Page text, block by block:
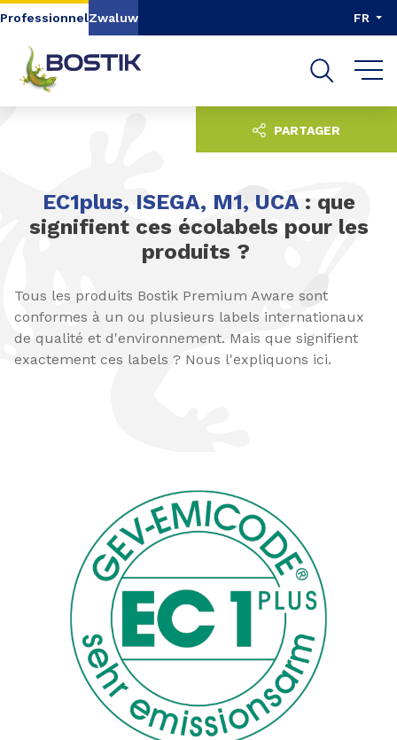
Aller au contenu
Aller à la recherche
ProfessionnelZwaluw FR
EC1plus, ISEGA, M1, UCA : que
signifient ces écolabels pour les
produits ?
Tous les produits Bostik Premium Aware sont
conformes à un ou plusieurs labels internationaux
de qualité et d'environnement. Mais que signifient
exactement ces labels ? Nous l'expliquons ici.
PARTAGER